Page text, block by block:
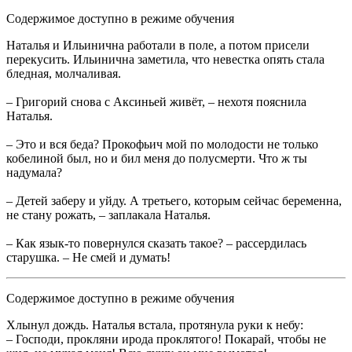
Содержимое доступно в режиме обучения
Наталья и Ильинична работали в поле, а потом присели
перекусить. Ильинична заметила, что невестка опять стала
бледная, молчаливая.
– Григорий снова с Аксиньей живёт, – нехотя пояснила
Наталья.
– Это и вся беда? Прокофьич мой по молодости не только
кобелиной был, но и бил меня до полусмерти. Что ж ты
надумала?
– Детей заберу и уйду. А третьего, которым сейчас беременна,
не стану рожать, – заплакала Наталья.
– Как язык-то повернулся сказать такое? – рассердилась
старушка. – Не смей и думать!
Содержимое доступно в режиме обучения
Хлынул дождь. Наталья встала, протянула руки к небу:
– Господи, прокляни ирода проклятого! Покарай, чтобы не